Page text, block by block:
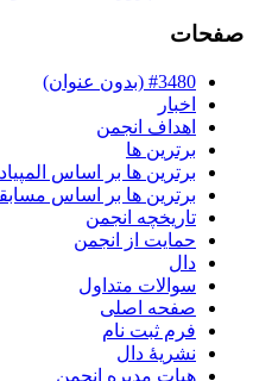
صفحات
#3480 (بدون عنوان)
اخبار
اهداف انجمن
برترین ها
برترین ها بر اساس
برترین ها بر اساس
تاریخچه انجمن
حمایت از انجمن
دال
سوالات متداول
صفحه اصلی
فرم ثبت نام
نشریۀ دال
هیات مدیره انجمن